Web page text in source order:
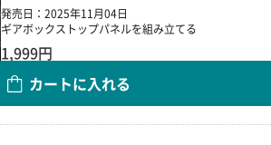
発売日：2025年11月04日
ギアボックストップパネルを組み立てる
1,999円
カートに入れる